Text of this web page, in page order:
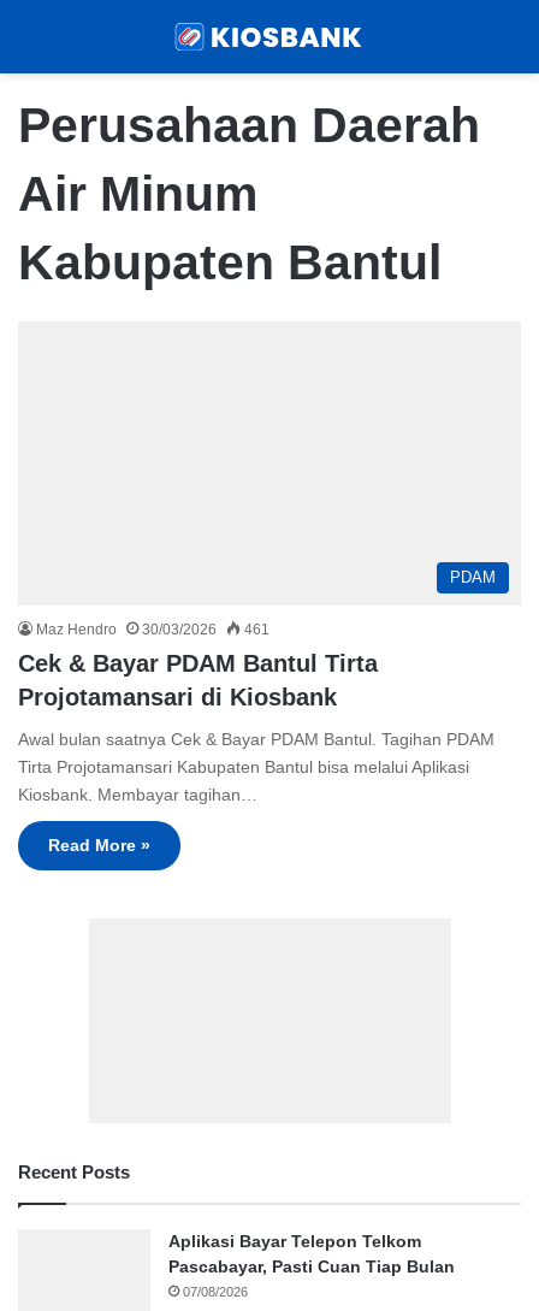
Perusahaan Daerah
Air Minum
Kabupaten Bantul
PDAM
Maz Hendro 30/03/2026 461
Cek & Bayar PDAM Bantul Tirta
Projotamansari di Kiosbank
Awal bulan saatnya Cek & Bayar PDAM Bantul. Tagihan PDAM
Tirta Projotamansari Kabupaten Bantul bisa melalui Aplikasi
Kiosbank. Membayar tagihan…
Read More »
Recent Posts
Aplikasi Bayar Telepon Telkom
Pascabayar, Pasti Cuan Tiap Bulan
07/08/2026